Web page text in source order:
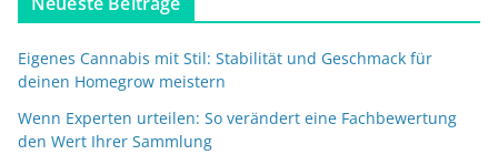
Eigenes Cannabis mit Stil: Stabilität und Geschmack für
deinen Homegrow meistern
Wenn Experten urteilen: So verändert eine Fachbewertung
den Wert Ihrer Sammlung